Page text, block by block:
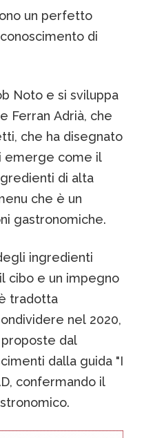
un perfetto
di
Noto e si sviluppa
Ferran Adrià, che
che ha disegnato
emerge come il
di alta
che è un
gastronomiche.
ingredienti
cibo e un impegno
tradotta
nel 2020,
dal
dalla guida "I
confermando il